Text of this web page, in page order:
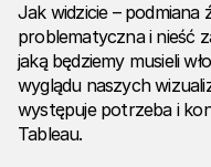
Jak widzicie – podmiana
problematyczna i nieść
jaką będziemy musieli
wyglądu naszych
występuje potrzeba i
Tableau.